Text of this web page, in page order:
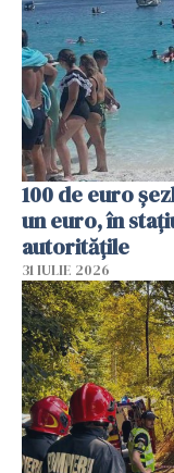
100 de euro
un euro, în
autoritățile
31 IULIE 2026